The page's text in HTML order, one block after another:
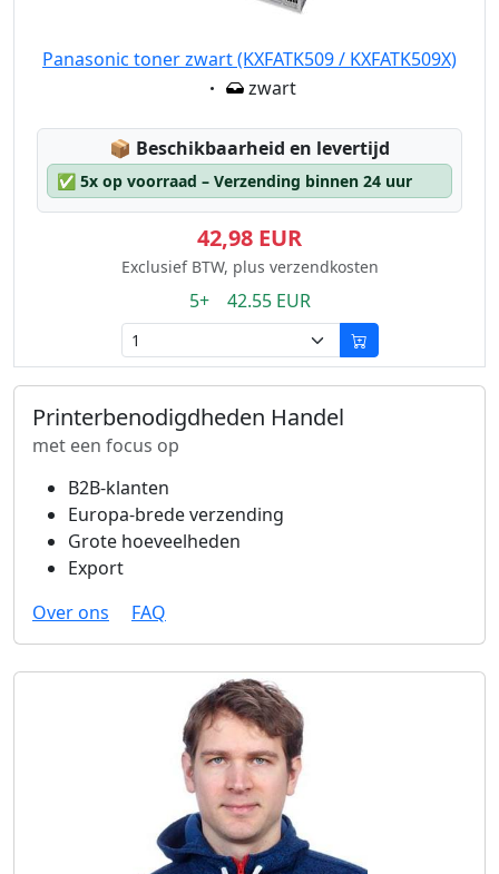
Panasonic toner zwart (KXFATK509 / KXFATK509X)
Eigenschaft:
zwart
📦 Lagerstatus:
Beschikbaarheid en levertijd
✅ 5x op voorraad – Verzending binnen 24 uur
42,98 EUR
Exclusief BTW, plus verzendkosten
5+ 42.55 EUR
Printerbenodigdheden Handel
met een focus op
B2B-klanten
Europa-brede verzending
Grote hoeveelheden
Export
Over ons
FAQ